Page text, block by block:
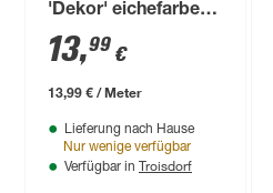
'Dekor' eichefarben
beige, 1000 x 56 mm
13,99 €
13,99 € / Meter
Lieferung nach Hause
Nur wenige verfügbar
Verfügbar in Troisdorf